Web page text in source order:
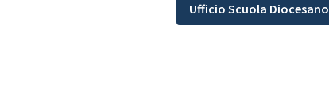
Ufficio Scuola Diocesano